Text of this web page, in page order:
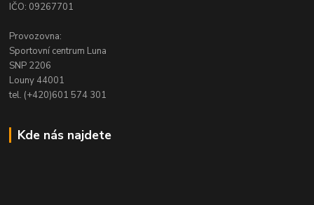
IČO: 09267701
Provozovna:
Sportovní centrum Luna
SNP 2206
Louny 44001
tel. (+420)601 574 301
Kde nás najdete